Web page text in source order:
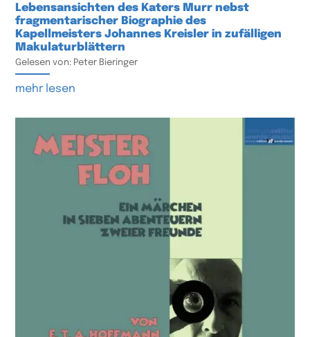
Lebensansichten des Katers Murr nebst
fragmentarischer Biographie des
Kapellmeisters Johannes Kreisler in zufälligen
Makulaturblättern
Gelesen von: Peter Bieringer
mehr lesen